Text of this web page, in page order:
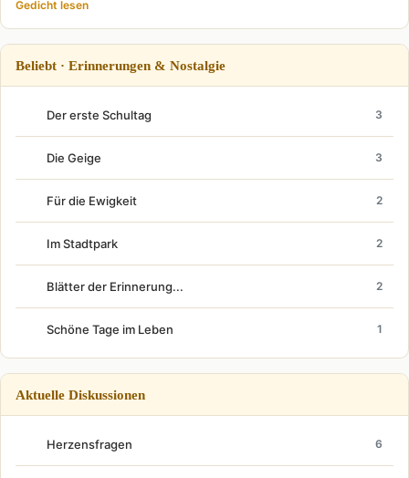
Gedicht lesen
Beliebt · Erinnerungen & Nostalgie
Der erste Schultag 3
Die Geige 3
Für die Ewigkeit 2
Im Stadtpark 2
Blätter der Erinnerung... 2
Schöne Tage im Leben 1
Aktuelle Diskussionen
Herzensfragen 6